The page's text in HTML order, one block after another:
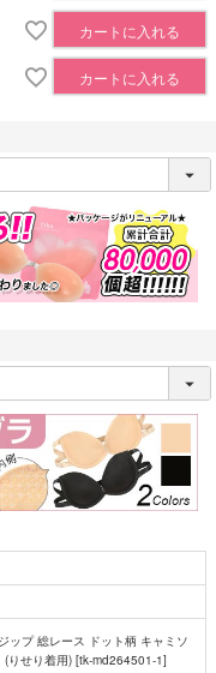
カートに入れる
カートに入れる
ップ 総レース ドット柄 キャミソ
りせり着用) [tk-md264501-1]